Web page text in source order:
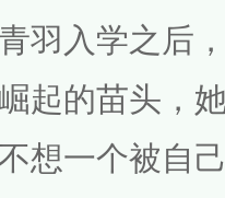
羽入学之后
起的苗头，
想一个被自